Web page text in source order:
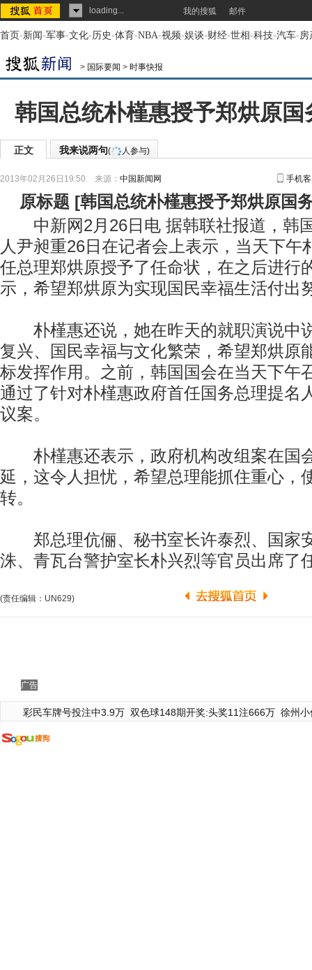
loading... 我的搜狐 邮件
首页-新闻-军事-文化-历史-体育-NBA-视频-娱谈-财经-世相-科技-汽车-房
> 国际要闻 > 时事快报
韩国总统朴槿惠授予郑烘原国
正文 我来说两句( 人参与)
2013年02月26日19:50 来源： 中国新闻网 手机
原标题 [韩国总统朴槿惠授予郑烘原国
中新网2月26日电 据韩联社报道，韩
人尹昶重26日在记者会上表示，当天下午
任总理郑烘原授予了任命状，在之后进行
示，希望郑烘原为实现国民幸福生活付出
朴槿惠还说，她在昨天的就职演说中
复兴、国民幸福与文化繁荣，希望郑烘原
标发挥作用。之前，韩国国会在当天下午
通过了针对朴槿惠政府首任国务总理提名
议案。
朴槿惠还表示，政府机构改组案在国
延，这令人担忧，希望总理能抓住重心，
转。
郑总理伉俪、秘书室长许泰烈、国家
洙、青瓦台警护室长朴兴烈等官员出席了
(责任编辑：UN629)
广告
彩民车牌号投注中3.9万 双色球148期开奖:头奖11注666万 徐州